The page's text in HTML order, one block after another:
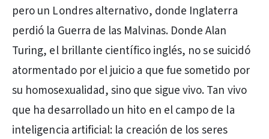
pero un Londres alternativo, donde Inglaterra
perdió la Guerra de las Malvinas. Donde Alan
Turing, el brillante científico inglés, no se suicidó
atormentado por el juicio a que fue sometido por
su homosexualidad, sino que sigue vivo. Tan vivo
que ha desarrollado un hito en el campo de la
inteligencia artificial: la creación de los seres